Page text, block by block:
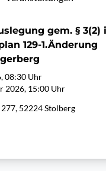
gem. § 3(2)
129-1.Änderung
08:30 Uhr
2026, 15:00 Uhr
52224 Stolberg